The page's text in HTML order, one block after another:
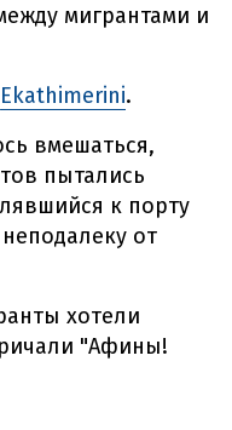
мигрантами и
Ekathimerini.
вмешаться,
пытались
к порту
от
хотели
"Афины!